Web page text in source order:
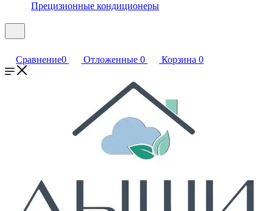
Прецизионные кондиционеры
Сравнение0 Отложенные 0 Корзина 0